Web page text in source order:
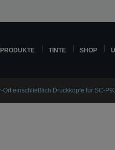
PRODUKTE TINTE SHOP
einschließlich Druckköpfe für SC-